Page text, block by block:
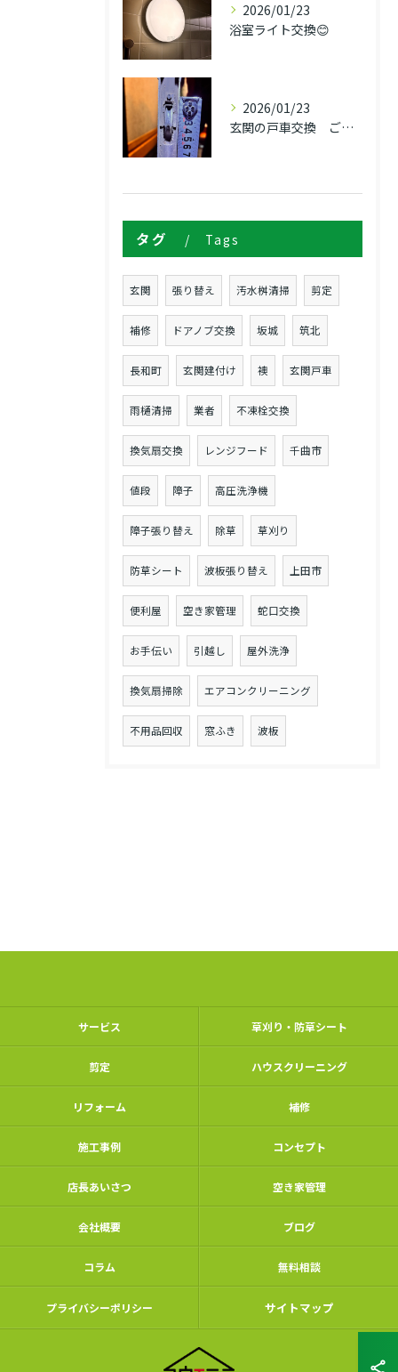
2026/01/23
浴室ライト交換😊
2026/01/23
玄関の戸車交換 ご依頼！！
タグ Tags
玄関 張り替え 汚水桝清掃 剪定
補修 ドアノブ交換 坂城 筑北
長和町 玄関建付け 襖 玄関戸車
雨樋清掃 業者 不凍栓交換
換気扇交換 レンジフード 千曲市
値段 障子 高圧洗浄機
障子張り替え 除草 草刈り
防草シート 波板張り替え 上田市
便利屋 空き家管理 蛇口交換
お手伝い 引越し 屋外洗浄
換気扇掃除 エアコンクリーニング
不用品回収 窓ふき 波板
サービス 草刈り・防草シート
剪定 ハウスクリーニング
リフォーム 補修
施工事例 コンセプト
店長あいさつ 空き家管理
会社概要 ブログ
コラム 無料相談
プライバシーポリシー サイトマップ